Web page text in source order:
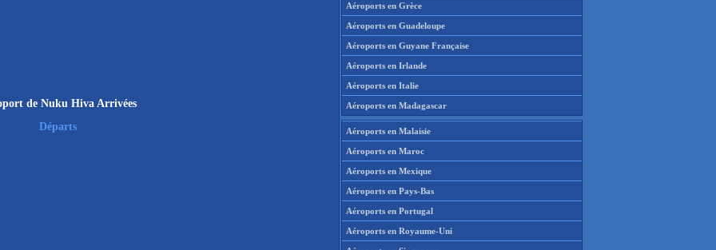
de Nuku Hiva Arrivées
Départs
Aéroports en Grèce
Aéroports en Guadeloupe
Aéroports en Guyane Française
Aéroports en Irlande
Aéroports en Italie
Aéroports en Madagascar
Aéroports en Malaisie
Aéroports en Maroc
Aéroports en Mexique
Aéroports en Pays-Bas
Aéroports en Portugal
Aéroports en Royaume-Uni